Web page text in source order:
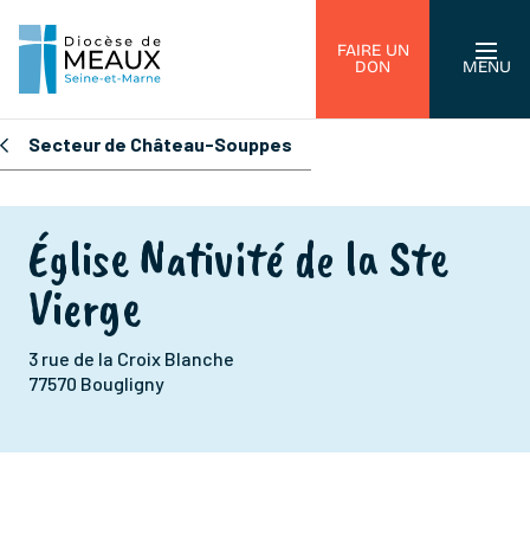
FAIRE UN
DON
MENU
Secteur de Château-Souppes
Église Nativité de la Ste
Vierge
3 rue de la Croix Blanche
77570 Bougligny